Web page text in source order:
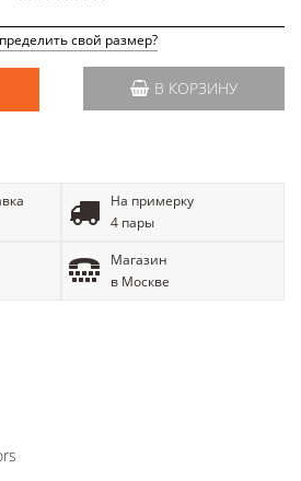
свой размер?
В КОРЗИНУ
На примерку
4 пары
Магазин
в Москве